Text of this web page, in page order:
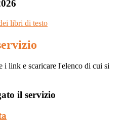
libri di testo
i link e scaricare l'elenco di cui si
il servizio